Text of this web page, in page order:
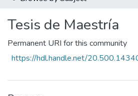
All of RIUFLO
Tesis de Maestría
Permanent URI for this community
https://hdl.handle.net/